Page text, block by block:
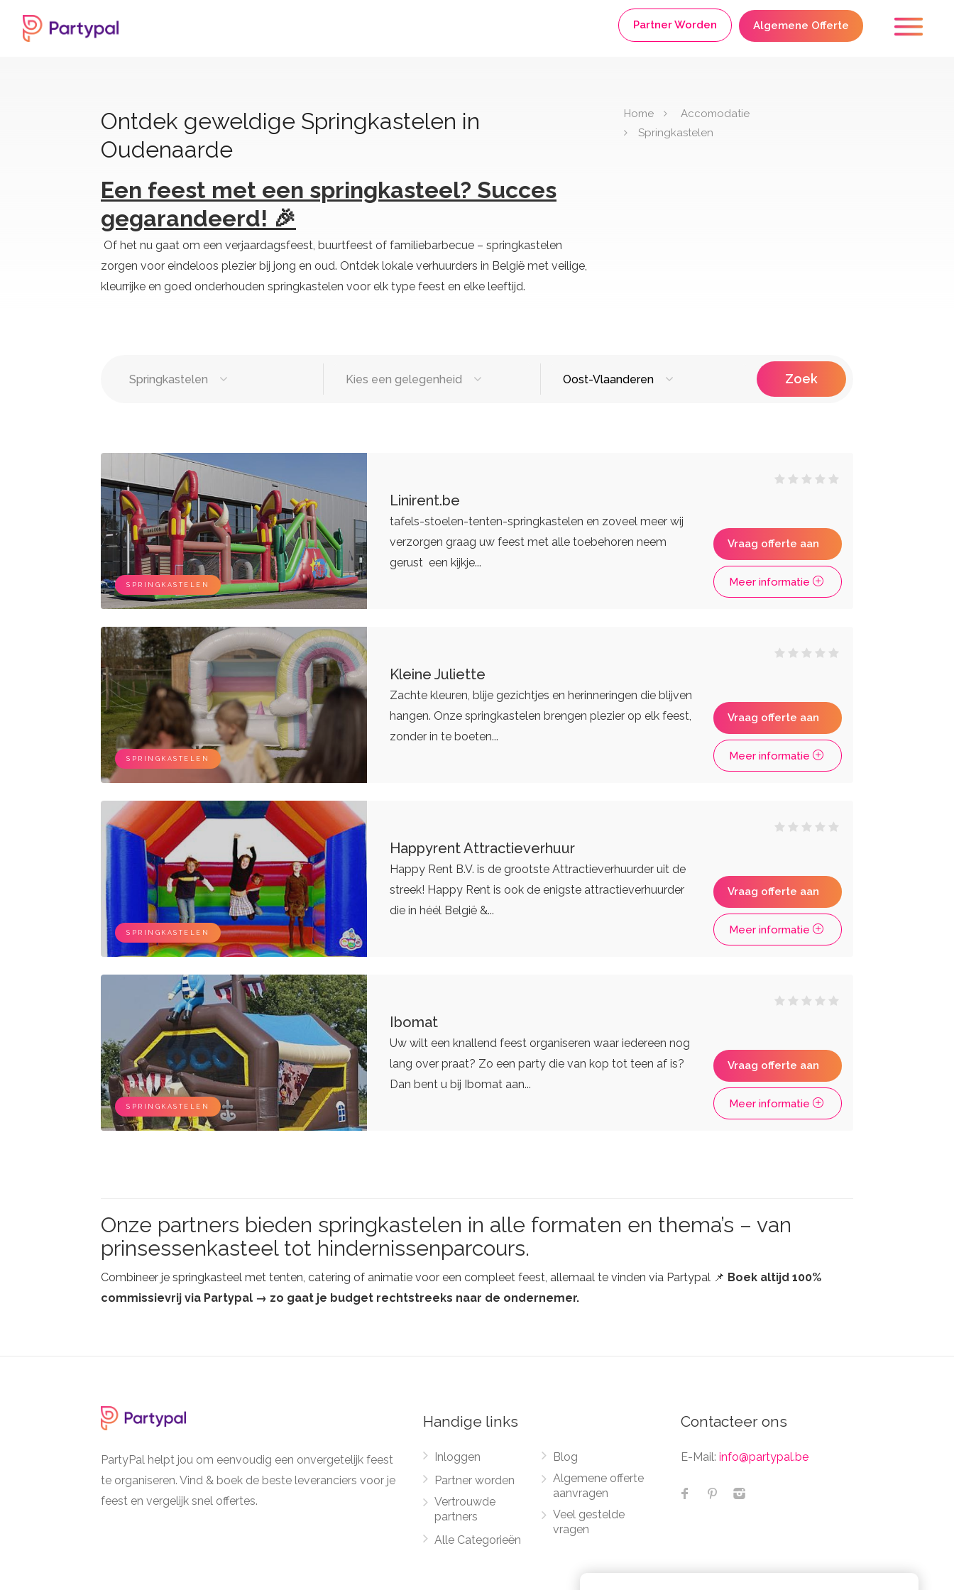
Partner Worden Algemene Offerte
Ontdek geweldige Springkastelen in
Oudenaarde
Een feest met een springkasteel? Succes
gegarandeerd! 🎉
Of het nu gaat om een verjaardagsfeest, buurtfeest of familiebarbecue – springkastelen
zorgen voor eindeloos plezier bij jong en oud. Ontdek lokale verhuurders in België met veilige,
kleurrijke en goed onderhouden springkastelen voor elk type feest en elke leeftijd.
Home
Accomodatie
Springkastelen
Springkastelen
Wc wagen
Aankleding
Videografie
Feestzalen
Vergaderzalen
Seminarieruimte
DJ's
Zangers
Live bands
Eventplanners
Kies een gelegenheid Oost-Vlaanderen Zoek
SPRINGKASTELEN
Linirent.be
tafels-stoelen-tenten-springkastelen en zoveel meer wij
verzorgen graag uw feest met alle toebehoren neem
gerust een kijkje...
Vraag offerte aan
Meer informatie
SPRINGKASTELEN
Kleine Juliette
Zachte kleuren, blije gezichtjes en herinneringen die blijven
hangen. Onze springkastelen brengen plezier op elk feest,
zonder in te boeten...
Vraag offerte aan
Meer informatie
SPRINGKASTELEN
Happyrent Attractieverhuur
Happy Rent B.V. is de grootste Attractieverhuurder uit de
streek! Happy Rent is ook de enigste attractieverhuurder
die in héél België &...
Vraag offerte aan
Meer informatie
SPRINGKASTELEN
Ibomat
Uw wilt een knallend feest organiseren waar iedereen nog
lang over praat? Zo een party die van kop tot teen af is?
Dan bent u bij Ibomat aan...
Vraag offerte aan
Meer informatie
Onze partners bieden springkastelen in alle formaten en thema’s – van
prinsessenkasteel tot hindernissenparcours.
Combineer je springkasteel met tenten, catering of animatie voor een compleet feest, allemaal te vinden via Partypal 📌 Boek altijd 100%
commissievrij via Partypal → zo gaat je budget rechtstreeks naar de ondernemer.
PartyPal helpt jou om eenvoudig een onvergetelijk feest
te organiseren. Vind & boek de beste leveranciers voor je
feest en vergelijk snel offertes.
Handige links
Inloggen
Partner worden
Vertrouwde
partners
Alle Categorieën
Blog
Algemene offerte
aanvragen
Veel gestelde
vragen
Contacteer ons
E-Mail: info@partypal.be